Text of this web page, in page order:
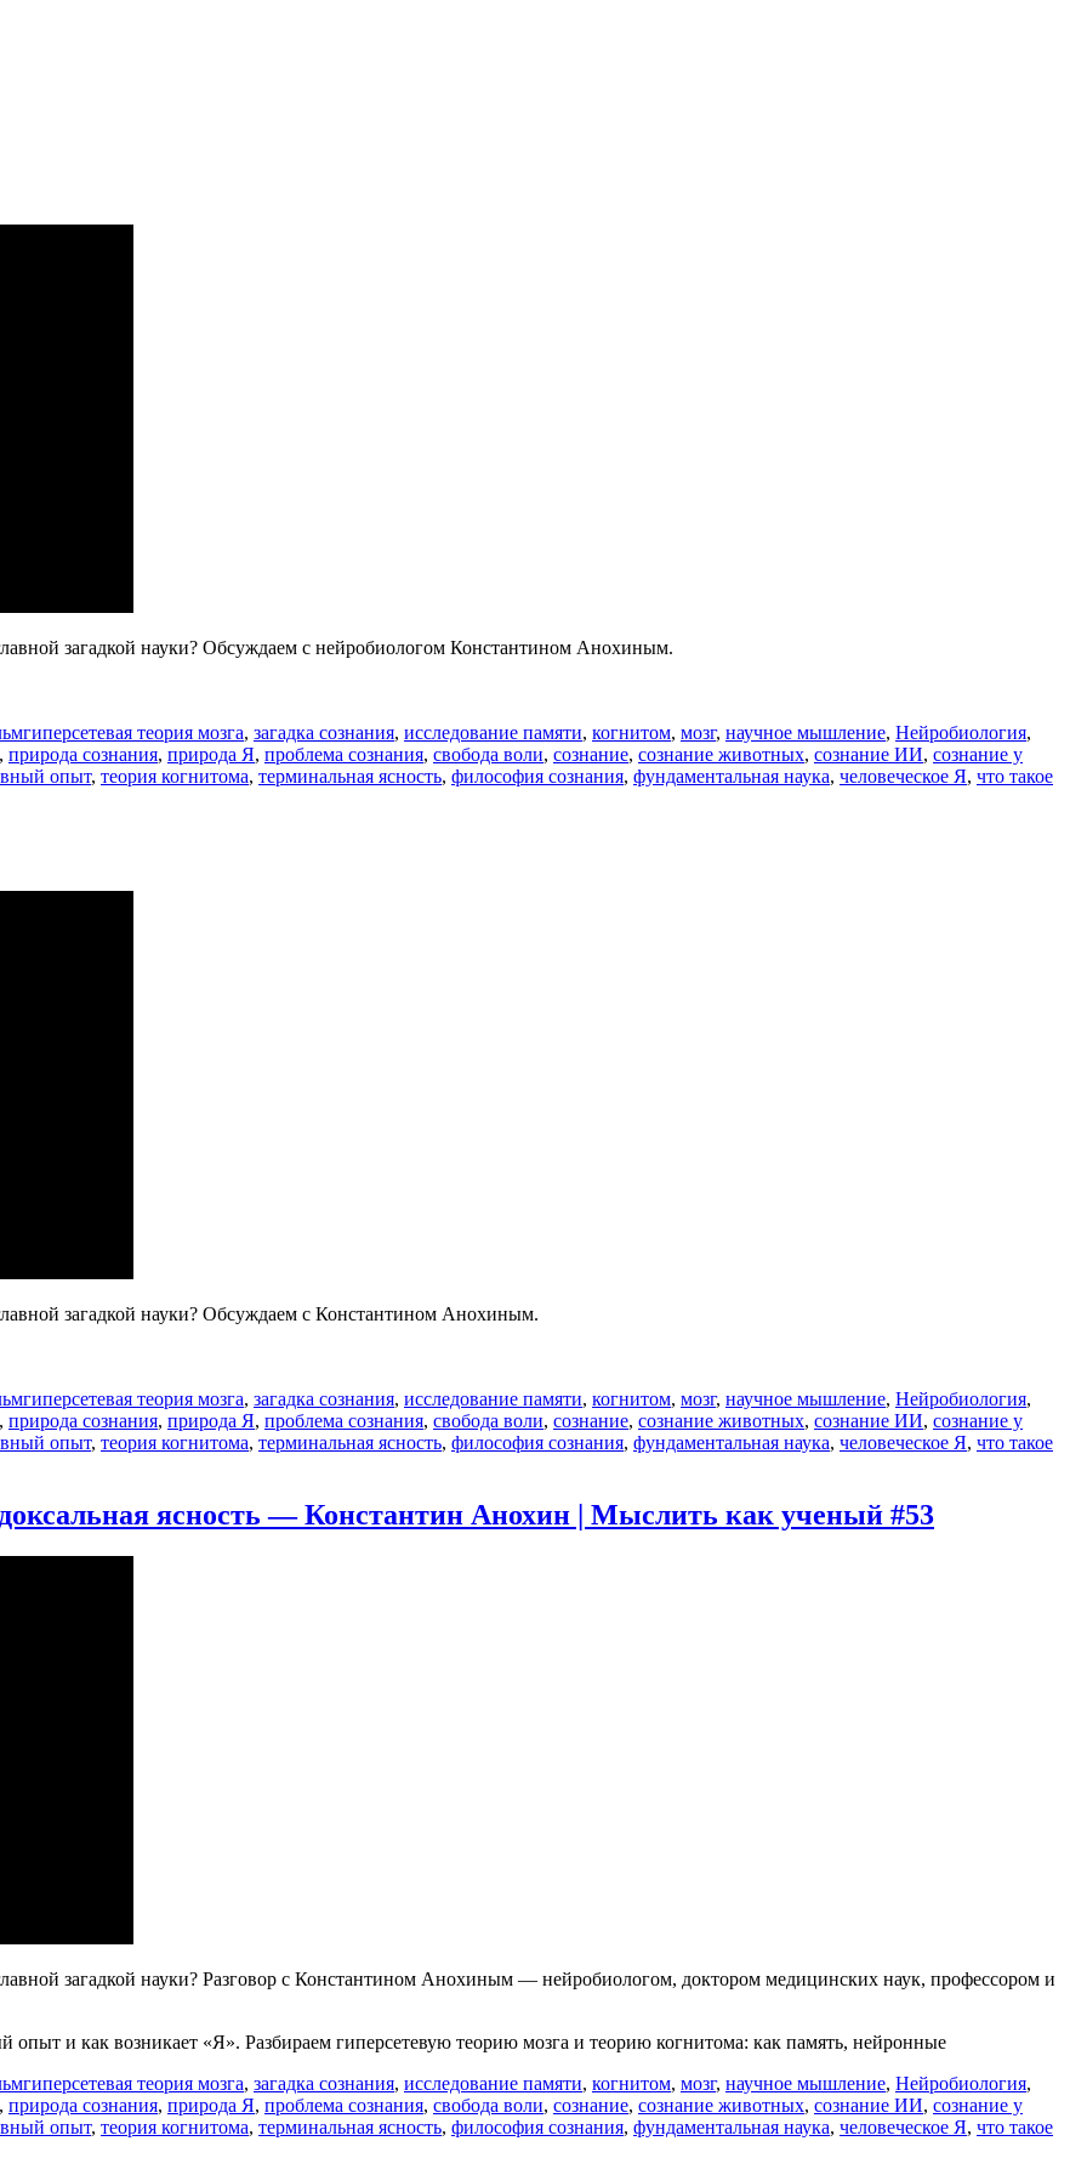
загадкой науки? Обсуждаем с нейробиологом Константином Анохиным.
Метки
гиперсетевая теория мозга, загадка сознания, исследование памяти, когнитом, мозг, научное мышление, Нейробиология,
, природа сознания, природа Я, проблема сознания, свобода воли, сознание, сознание животных, сознание ИИ, сознание у
опыт, теория когнитома, терминальная ясность, философия сознания, фундаментальная наука, человеческое Я, что такое
загадкой науки? Обсуждаем с Константином Анохиным.
Метки
гиперсетевая теория мозга, загадка сознания, исследование памяти, когнитом, мозг, научное мышление, Нейробиология,
, природа сознания, природа Я, проблема сознания, свобода воли, сознание, сознание животных, сознание ИИ, сознание у
опыт, теория когнитома, терминальная ясность, философия сознания, фундаментальная наука, человеческое Я, что такое
ясность — Константин Анохин | Мыслить как ученый #53
загадкой науки? Разговор с Константином Анохиным — нейробиологом, доктором медицинских наук, профессором и
опыт и как возникает «Я». Разбираем гиперсетевую теорию мозга и теорию когнитома: как память, нейронные
Метки
гиперсетевая теория мозга, загадка сознания, исследование памяти, когнитом, мозг, научное мышление, Нейробиология,
, природа сознания, природа Я, проблема сознания, свобода воли, сознание, сознание животных, сознание ИИ, сознание у
опыт, теория когнитома, терминальная ясность, философия сознания, фундаментальная наука, человеческое Я, что такое